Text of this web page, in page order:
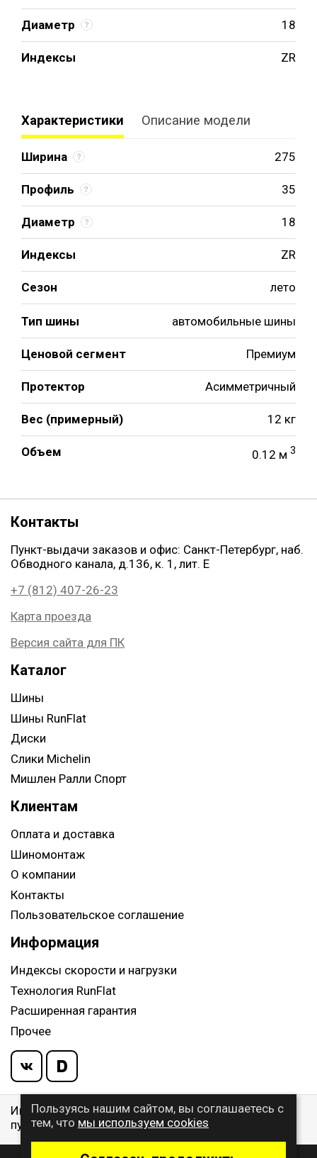
Диаметр 18
Индексы ZR
Характеристики Описание модели
Ширина 275
Профиль 35
Диаметр 18
Индексы ZR
Сезон лето
Тип шины автомобильные шины
Ценовой сегмент Премиум
Протектор Асимметричный
Вес (примерный) 12 кг
Объем 0.12 м 3
Контакты
Пункт-выдачи заказов и офис: Санкт-Петербург, наб.
Обводного канала, д.136, к. 1, лит. Е
+7 (812) 407-26-23
Карта проезда
Версия сайта для ПК
Каталог
Шины
Шины RunFlat
Диски
Слики Michelin
Мишлен Ралли Спорт
Клиентам
Оплата и доставка
Шиномонтаж
О компании
Контакты
Пользовательское соглашение
Информация
Индексы скорости и нагрузки
Технология RunFlat
Расширенная гарантия
Прочее
Информация указанная на сайте, не является
публичной офертой, определяемой ст. 437 ГК РФ
Пользуясь нашим сайтом, вы соглашаетесь с
тем, что мы используем cookies